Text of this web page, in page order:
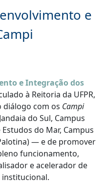
e
e Integração dos
à Reitoria da UFPR,
diálogo com os Campi
do Sul, Campus
do Mar, Campus
— e de promover
funcionamento,
e acelerador de